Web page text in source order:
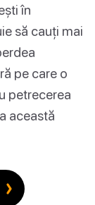
în
să cauți mai
pe care o
petrecerea
această